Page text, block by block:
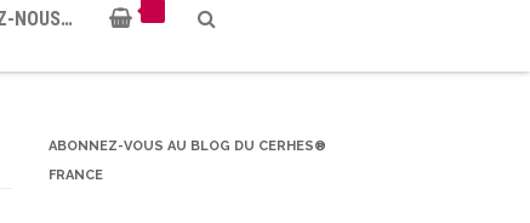
NOUS…
ABONNEZ-VOUS AU BLOG DU CERHES®
FRANCE